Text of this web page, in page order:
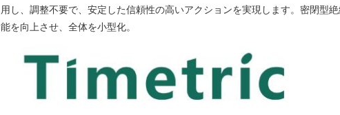
用し、調整不要で、安定した信頼性の高いアクションを実現します。密閉型
能を向上させ、全体を小型化。